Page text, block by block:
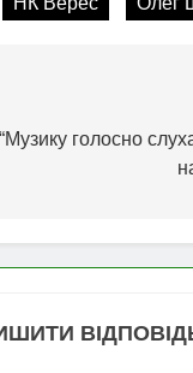
“Музику голосно